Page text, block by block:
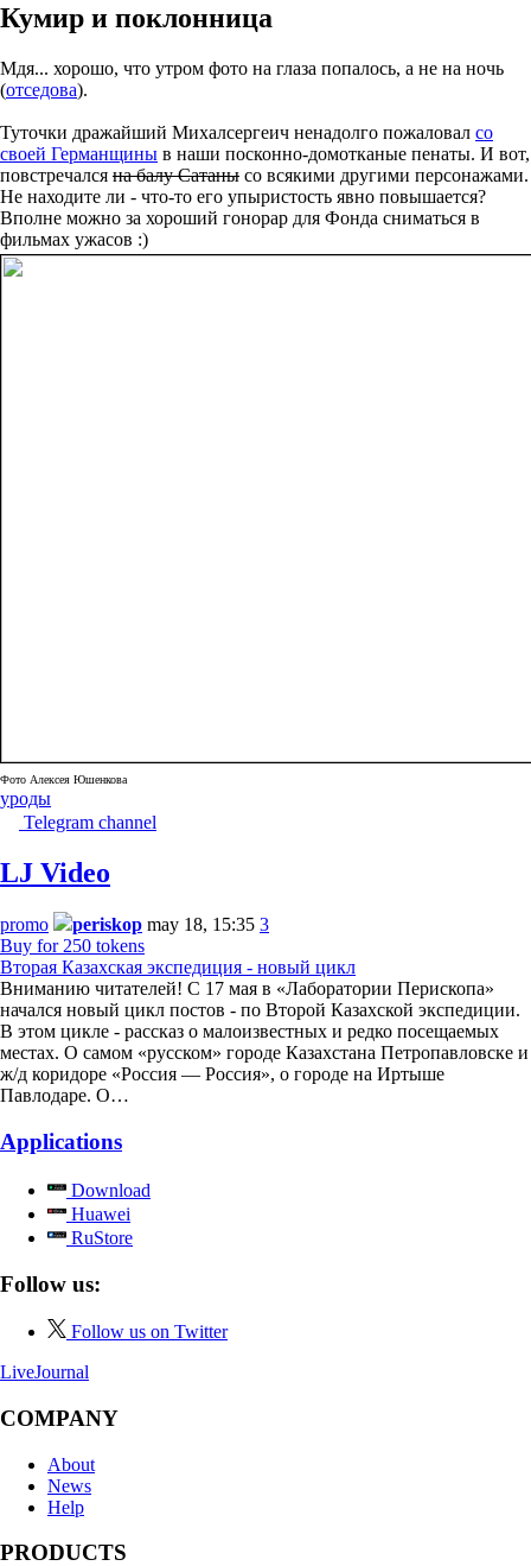
Кумир и поклонница
Мдя... хорошо, что утром фото на глаза попалось, а не на ночь
(отседова).
Туточки дражайший Михалсергеич ненадолго пожаловал со
своей Германщины в наши посконно-домотканые пенаты. И вот,
повстречался на балу Сатаны со всякими другими персонажами.
Не находите ли - что-то его упыристость явно повышается?
Вполне можно за хороший гонорар для Фонда сниматься в
фильмах ужасов :)
Фото Алексея Юшенкова
уроды
Telegram channel
LJ Video
promo periskop may 18, 15:35 3
Buy for 250 tokens
Вторая Казахская экспедиция - новый цикл
Вниманию читателей! С 17 мая в «Лаборатории Перископа»
начался новый цикл постов - по Второй Казахской экспедиции.
В этом цикле - рассказ о малоизвестных и редко посещаемых
местах. О самом «русском» городе Казахстана Петропавловске и
ж/д коридоре «Россия — Россия», о городе на Иртыше
Павлодаре. О…
Applications
Download
Huawei
RuStore
Follow us:
Follow us on Twitter
LiveJournal
COMPANY
About
News
Help
PRODUCTS